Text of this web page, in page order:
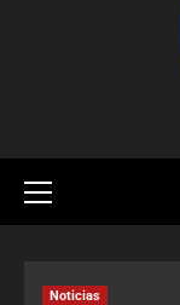
Noticias